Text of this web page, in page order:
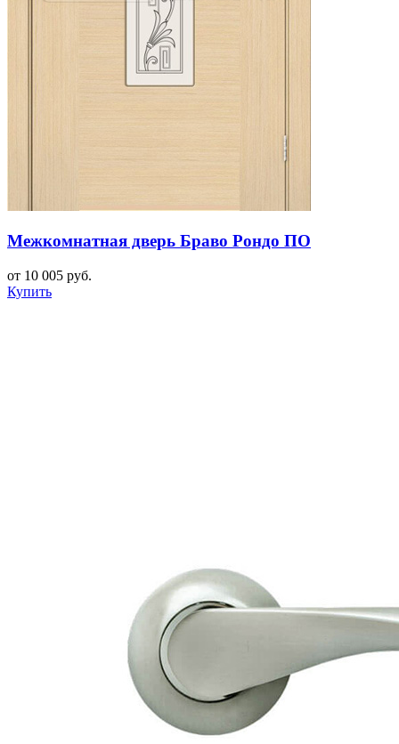
Межкомнатная дверь Браво Рондо ПО
от 10 005 руб.
Купить